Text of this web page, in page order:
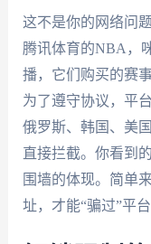
这不是你的网络问
腾讯体育的NBA，
播，它们购买的赛
为了遵守协议，平
俄罗斯、韩国、美
直接拦截。你看到
围墙的体现。简单
址，才能“骗过”平